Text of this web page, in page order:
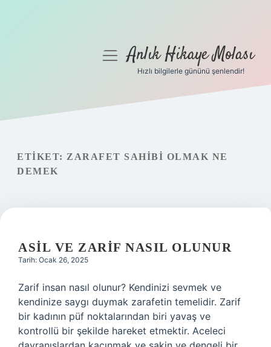
Gizlilik Politikası
Hakkımızda
menüyüAnlık Hikaye Molası
Hızlı bilgilerle gününü şenlendir!
ETIKET: ZARAFET SAHIBI OLMAK NE
DEMEK
ASIL VE ZARIF NASIL OLUNUR
Tarih: Ocak 26, 2025
Zarif insan nasıl olunur? Kendinizi sevmek ve
kendinize saygı duymak zarafetin temelidir. Zarif
bir kadının püf noktalarından biri yavaş ve
kontrollü bir şekilde hareket etmektir. Aceleci